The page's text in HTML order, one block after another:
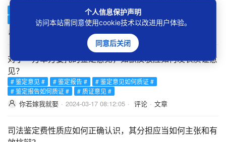
# 申请鉴定 # # 由谁申请鉴定 #
# 二审申请鉴定可以吗 #
2024-04-19 15:07:23
对于一方单方委托的鉴定意见，如欲反驳应如何发表质证意
见？
# 鉴定意见 # # 鉴定报告 #
# 鉴定意见如何质证 #
# 鉴定报告如何质证 #
# 质证意见 #
你若嫁我就娶 · 2024-03-17 08:12:05 · 评论 · 文章
司法鉴定费性质应如何正确认识，其分担应当如何主张和有
个人信息保护声明
访问本站需同意使用cookie技术以改进用户体验。
同意后关闭